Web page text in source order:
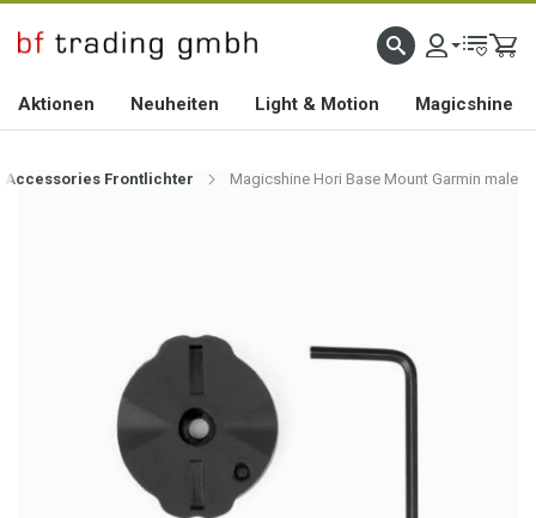
HOCHWERTIGES BIKEZUBEHÖR SEIT 2010
Aktionen Neuheiten Light & Motion Magicshine
Accessories Frontlichter Magicshine Hori Base Mount Garmin male